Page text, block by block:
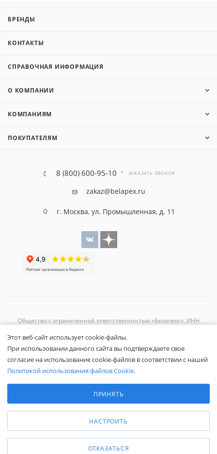
БРЕНДЫ
КОНТАКТЫ
СПРАВОЧНАЯ ИНФОРМАЦИЯ
О КОМПАНИИ
КОМПАНИЯМ
ПОКУПАТЕЛЯМ
8 (800) 600-95-10 ЗАКАЗАТЬ ЗВОНОК
zakaz@belapex.ru
г. Москва, ул. Промышленная, д. 11
Общество с ограниченной ответственностью «Белапекс», ИНН
Обращаем ваше внимание, что вся представленная на сайте
информация носит исключительно информационный характер и не
является публичной офертой.
Вы принимаете условияполитики
сайте Белапекс.ру.
Этот веб-сайт использует cookie-файлы.
При использовании данного сайта вы подтверждаете свое
согласие на использование cookie-файлов в соответствии с нашей
Политикой использования файлов Cookie.
Аналитические/Функциональные
ПРИНЯТЬ
НАСТРОИТЬ
ОТКАЗАТЬСЯ